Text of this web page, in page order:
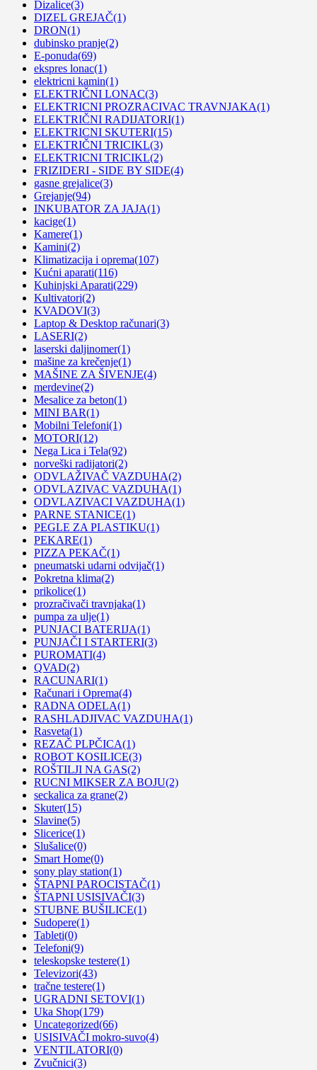
Dizalice(3)
DIZEL GREJAČ(1)
DRON(1)
dubinsko pranje(2)
E-ponuda(69)
ekspres lonac(1)
elektricni kamin(1)
ELEKTRIČNI LONAC(3)
ELEKTRICNI PROZRACIVAC TRAVNJAKA(1)
ELEKTRIČNI RADIJATORI(1)
ELEKTRICNI SKUTERI(15)
ELEKTRIČNI TRICIKL(3)
ELEKTRICNI TRICIKL(2)
FRIZIDERI - SIDE BY SIDE(4)
gasne grejalice(3)
Grejanje(94)
INKUBATOR ZA JAJA(1)
kacige(1)
Kamere(1)
Kamini(2)
Klimatizacija i oprema(107)
Kućni aparati(116)
Kuhinjski Aparati(229)
Kultivatori(2)
KVADOVI(3)
Laptop & Desktop računari(3)
LASERI(2)
laserski daljinomer(1)
mašine za krečenje(1)
MAŠINE ZA ŠIVENJE(4)
merdevine(2)
Mesalice za beton(1)
MINI BAR(1)
Mobilni Telefoni(1)
MOTORI(12)
Nega Lica i Tela(92)
norveški radijatori(2)
ODVLAŽIVAČ VAZDUHA(2)
ODVLAZIVAC VAZDUHA(1)
ODVLAZIVACI VAZDUHA(1)
PARNE STANICE(1)
PEGLE ZA PLASTIKU(1)
PEKARE(1)
PIZZA PEKAČ(1)
pneumatski udarni odvijač(1)
Pokretna klima(2)
prikolice(1)
prozračivači travnjaka(1)
pumpa za ulje(1)
PUNJACI BATERIJA(1)
PUNJAČI I STARTERI(3)
PUROMATI(4)
QVAD(2)
RACUNARI(1)
Računari i Oprema(4)
RADNA ODELA(1)
RASHLADJIVAC VAZDUHA(1)
Rasveta(1)
REZAČ PLPČICA(1)
ROBOT KOSILICE(3)
ROŠTILJI NA GAS(2)
RUCNI MIKSER ZA BOJU(2)
seckalica za grane(2)
Skuter(15)
Slavine(5)
Slicerice(1)
Slušalice(0)
Smart Home(0)
sony play station(1)
ŠTAPNI PAROCISTAČ(1)
ŠTAPNI USISIVAČI(3)
STUBNE BUŠILICE(1)
Sudopere(1)
Tableti(0)
Telefoni(9)
teleskopske testere(1)
Televizori(43)
tračne testere(1)
UGRADNI SETOVI(1)
Uka Shop(179)
Uncategorized(66)
USISIVAČI mokro-suvo(4)
VENTILATORI(0)
Zvučnici(3)